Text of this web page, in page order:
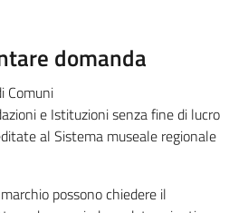
domanda
Comuni
e Istituzioni senza fine di lucro
al Sistema museale regionale
possono chiedere il